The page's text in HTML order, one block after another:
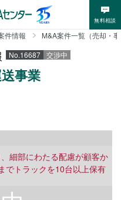
無料相談
件情報 M&A案件一覧（売却・
No.16687 交渉中
事業
細部にわたる配慮が顧客か
でトラックを10台以上保有